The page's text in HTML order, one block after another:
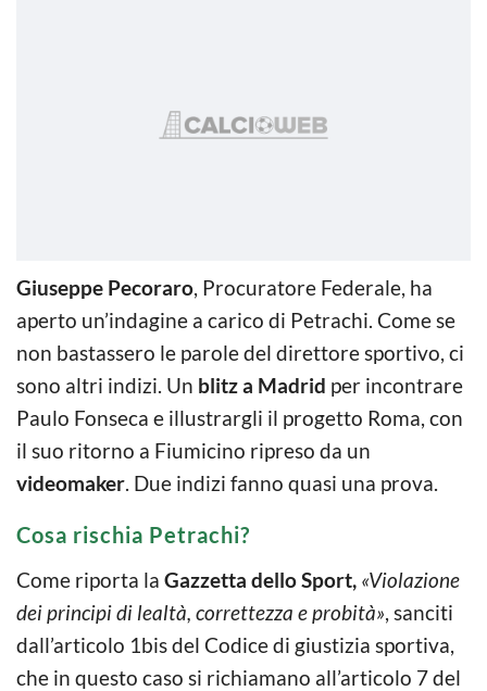
Giuseppe Pecoraro, Procuratore Federale, ha
aperto un’indagine a carico di Petrachi. Come se
non bastassero le parole del direttore sportivo, ci
sono altri indizi. Un blitz a Madrid per incontrare
Paulo Fonseca e illustrargli il progetto Roma, con
il suo ritorno a Fiumicino ripreso da un
videomaker. Due indizi fanno quasi una prova.
Cosa rischia Petrachi?
Come riporta la Gazzetta dello Sport, «Violazione
dei principi di lealtà, correttezza e probità», sanciti
dall’articolo 1bis del Codice di giustizia sportiva,
che in questo caso si richiamano all’articolo 7 del